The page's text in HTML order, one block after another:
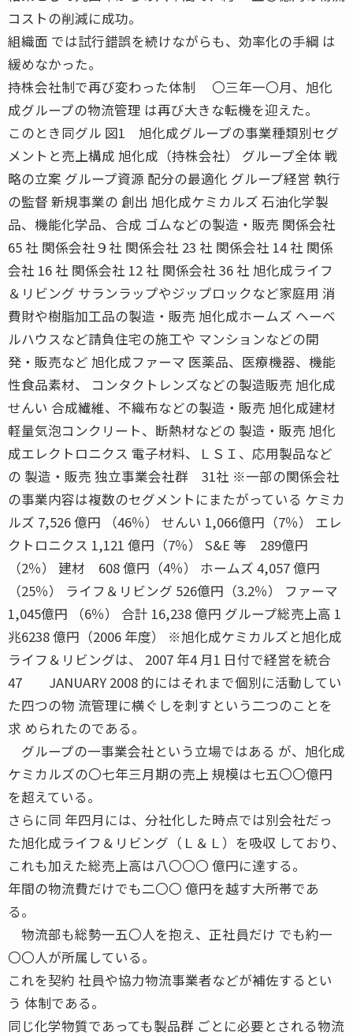
コストの削減に成功。
組織面 では試行錯誤を続けながらも、効率化の手綱 は
緩めなかった。
持株会社制で再び変わった体制 〇三年一〇月、旭化
成グループの物流管理 は再び大きな転機を迎えた。
このとき同グル 図1 旭化成グループの事業種類別セグ
メントと売上構成 旭化成（持株会社） グループ全体 戦
略の立案 グループ資源 配分の最適化 グループ経営 執行
の監督 新規事業の 創出 旭化成ケミカルズ 石油化学製
品、機能化学品、合成 ゴムなどの製造・販売 関係会社
65 社 関係会社９社 関係会社 23 社 関係会社 14 社 関係
会社 16 社 関係会社 12 社 関係会社 36 社 旭化成ライフ
＆リビング サランラップやジップロックなど家庭用 消
費財や樹脂加工品の製造・販売 旭化成ホームズ ヘーベ
ルハウスなど請負住宅の施工や マンションなどの開
発・販売など 旭化成ファーマ 医薬品、医療機器、機能
性食品素材、 コンタクトレンズなどの製造販売 旭化成
せんい 合成繊維、不織布などの製造・販売 旭化成建材
軽量気泡コンクリート、断熱材などの 製造・販売 旭化
成エレクトロニクス 電子材料、ＬＳＩ、応用製品など
の 製造・販売 独立事業会社群 31社 ※一部の関係会社
の事業内容は複数のセグメントにまたがっている ケミカ
ルズ 7,526 億円 （46％） せんい 1,066億円（7％） エレ
クトロニクス 1,121 億円（7％） S&E 等 289億円
（2％） 建材 608 億円（4％） ホームズ 4,057 億円
（25％） ライフ＆リビング 526億円（3.2％） ファーマ
1,045億円 （6％） 合計 16,238 億円 グループ総売上高 1
兆6238 億円（2006 年度） ※旭化成ケミカルズと旭化成
ライフ＆リビングは、 2007 年4 月1 日付で経営を統合
47 JANUARY 2008 的にはそれまで個別に活動してい
た四つの物 流管理に横ぐしを刺すという二つのことを
求 められたのである。
グループの一事業会社という立場ではある が、旭化成
ケミカルズの〇七年三月期の売上 規模は七五〇〇億円
を超えている。
さらに同 年四月には、分社化した時点では別会社だっ
た旭化成ライフ＆リビング（Ｌ＆Ｌ）を吸収 しており、
これも加えた総売上高は八〇〇〇 億円に達する。
年間の物流費だけでも二〇〇 億円を越す大所帯であ
る。
物流部も総勢一五〇人を抱え、正社員だけ でも約一
〇〇人が所属している。
これを契約 社員や協力物流事業者などが補佐するとい
う 体制である。
同じ化学物質であっても製品群 ごとに必要とされる物流